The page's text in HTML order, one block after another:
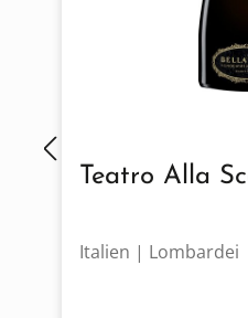
Teatro Alla
Italien | Lombardei